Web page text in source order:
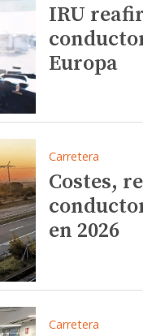
IRU
Europa
Carretera
Costes,
en 2026
Carretera